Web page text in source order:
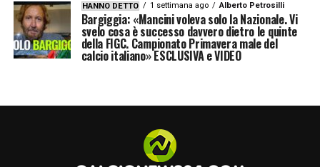
HANNO DETTO 1 settimana ago Alberto Petrosilli
Bargiggia: «Mancini voleva solo la Nazionale. Vi
svelo cosa è successo davvero dietro le quinte
della FIGC. Campionato Primavera male del
calcio italiano» ESCLUSIVA e VIDEO